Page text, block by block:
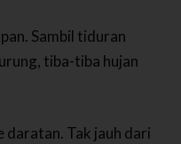
Sambil tiduran
tiba-tiba hujan
daratan. Tak jauh dari